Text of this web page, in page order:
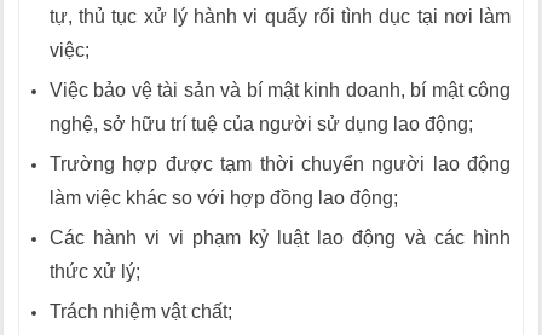
tự, thủ tục xử lý hành vi quấy rối tình dục tại nơi làm
việc;
Việc bảo vệ tài sản và bí mật kinh doanh, bí mật công
nghệ, sở hữu trí tuệ của người sử dụng lao động;
Trường hợp được tạm thời chuyển người lao động
làm việc khác so với hợp đồng lao động;
Các hành vi vi phạm kỷ luật lao động và các hình
thức xử lý;
Trách nhiệm vật chất;